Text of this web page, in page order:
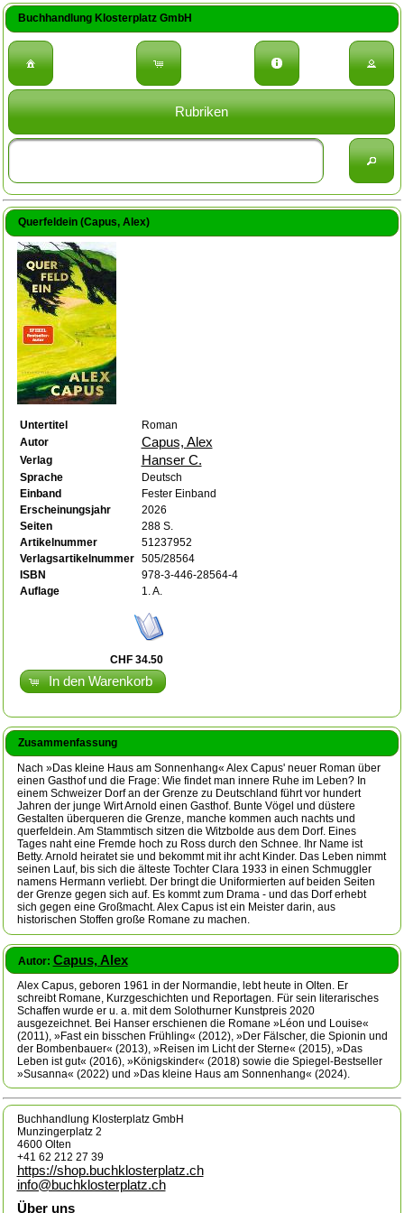
Buchhandlung Klosterplatz GmbH
Rubriken
Querfeldein (Capus, Alex)
Untertitel
Roman
Autor
Capus, Alex
Verlag Hanser C.
Sprache
Deutsch
Einband
Fester Einband
Erscheinungsjahr
2026
Seiten
288 S.
Artikelnummer
51237952
Verlagsartikelnummer
505/28564
ISBN
978-3-446-28564-4
Auflage
1. A.
CHF 34.50
In den Warenkorb
Zusammenfassung
Nach »Das kleine Haus am Sonnenhang« Alex Capus' neuer Roman über
einen Gasthof und die Frage: Wie findet man innere Ruhe im Leben? In
einem Schweizer Dorf an der Grenze zu Deutschland führt vor hundert
Jahren der junge Wirt Arnold einen Gasthof. Bunte Vögel und düstere
Gestalten überqueren die Grenze, manche kommen auch nachts und
querfeldein. Am Stammtisch sitzen die Witzbolde aus dem Dorf. Eines
Tages naht eine Fremde hoch zu Ross durch den Schnee. Ihr Name ist
Betty. Arnold heiratet sie und bekommt mit ihr acht Kinder. Das Leben nimmt
seinen Lauf, bis sich die älteste Tochter Clara 1933 in einen Schmuggler
namens Hermann verliebt. Der bringt die Uniformierten auf beiden Seiten
der Grenze gegen sich auf. Es kommt zum Drama - und das Dorf erhebt
sich gegen eine Großmacht. Alex Capus ist ein Meister darin, aus
historischen Stoffen große Romane zu machen.
Autor: Capus, Alex
Alex Capus, geboren 1961 in der Normandie, lebt heute in Olten. Er
schreibt Romane, Kurzgeschichten und Reportagen. Für sein literarisches
Schaffen wurde er u. a. mit dem Solothurner Kunstpreis 2020
ausgezeichnet. Bei Hanser erschienen die Romane »Léon und Louise«
(2011), »Fast ein bisschen Frühling« (2012), »Der Fälscher, die Spionin und
der Bombenbauer« (2013), »Reisen im Licht der Sterne« (2015), »Das
Leben ist gut« (2016), »Königskinder« (2018) sowie die Spiegel-Bestseller
»Susanna« (2022) und »Das kleine Haus am Sonnenhang« (2024).
Buchhandlung Klosterplatz GmbH
Munzingerplatz 2
4600 Olten
+41 62 212 27 39
https://shop.buchklosterplatz.ch
info@buchklosterplatz.ch
Über uns